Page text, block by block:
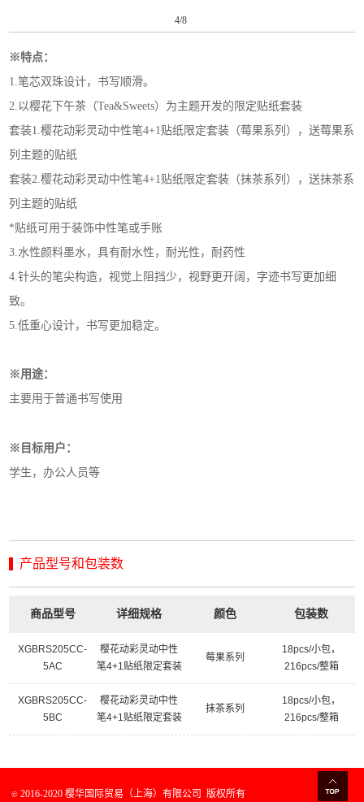
4/8
※特点：
1.笔芯双珠设计，书写顺滑。
2.以樱花下午茶（Tea&Sweets）为主题开发的限定贴纸套装
套装1.樱花动彩灵动中性笔4+1贴纸限定套装（莓果系列），送莓果系
列主题的贴纸
套装2.樱花动彩灵动中性笔4+1贴纸限定套装（抹茶系列），送抹茶系
列主题的贴纸
*贴纸可用于装饰中性笔或手账
3.水性颜料墨水，具有耐水性，耐光性，耐药性
4.针头的笔尖构造，视觉上阻挡少，视野更开阔，字迹书写更加细
致。
5.低重心设计，书写更加稳定。
※用途：
主要用于普通书写使用
※目标用户：
学生，办公人员等
产品型号和包装数
商品型号 详细规格 颜色 包装数
XGBRS205CC-
5AC
樱花动彩灵动中性
笔4+1贴纸限定套装
莓果系列
18pcs/小包，
216pcs/整箱
XGBRS205CC-
5BC
樱花动彩灵动中性
笔4+1贴纸限定套装
抹茶系列
18pcs/小包，
216pcs/整箱
©2016-2020 樱华国际贸易（上海）有限公司版权所有